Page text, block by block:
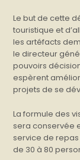
Le but de cette
touristique et
les artéfacts
le directeur
pouvoirs
espèrent
projets de se
La formule des
sera conservée
service de
de 30 à 80